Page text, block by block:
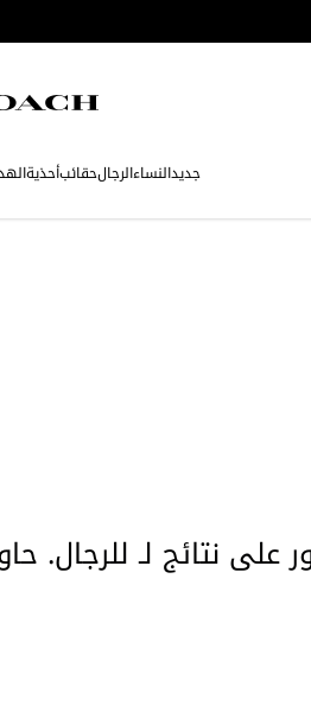
جديدالنساءالرجالحقائبأحذية
على نتائج لـ للرجال.